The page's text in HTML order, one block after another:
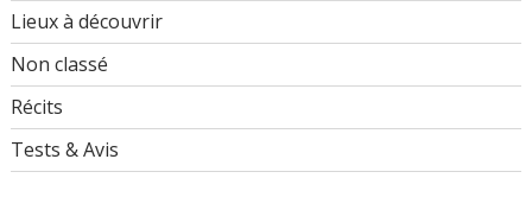
Lieux à découvrir
Non classé
Récits
Tests & Avis